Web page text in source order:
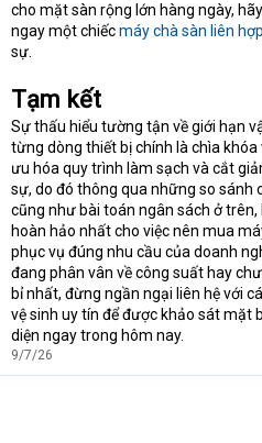
cho mặt sàn rộng lớn hàng ngày,
ngay một chiếcmáy chà sàn liên hợp
sự.
Tạm kết
Sự thấu hiểu tường tận về giới hạn
từng dòng thiết bị chính là chìa
ưu hóa quy trình làm sạch và cắt
sự, do đó thông qua những so sánh
cũng như bài toán ngân sách ở
hoàn hảo nhất cho việc nên mua
phục vụ đúng nhu cầu của doanh
đang phân vân về công suất hay
bỉ nhất, đừng ngần ngại liên hệ với
vệ sinh uy tín để được khảo sát mặt
diện ngay trong hôm nay.
9/7/26